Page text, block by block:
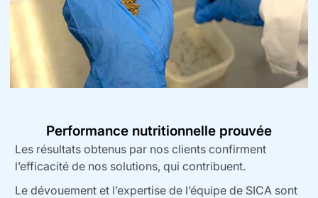
Performance nutritionnelle prouvée
Les résultats obtenus par nos clients confirment
l’efficacité de nos solutions, qui contribuent.
Le dévouement et l’expertise de l’équipe de SICA sont